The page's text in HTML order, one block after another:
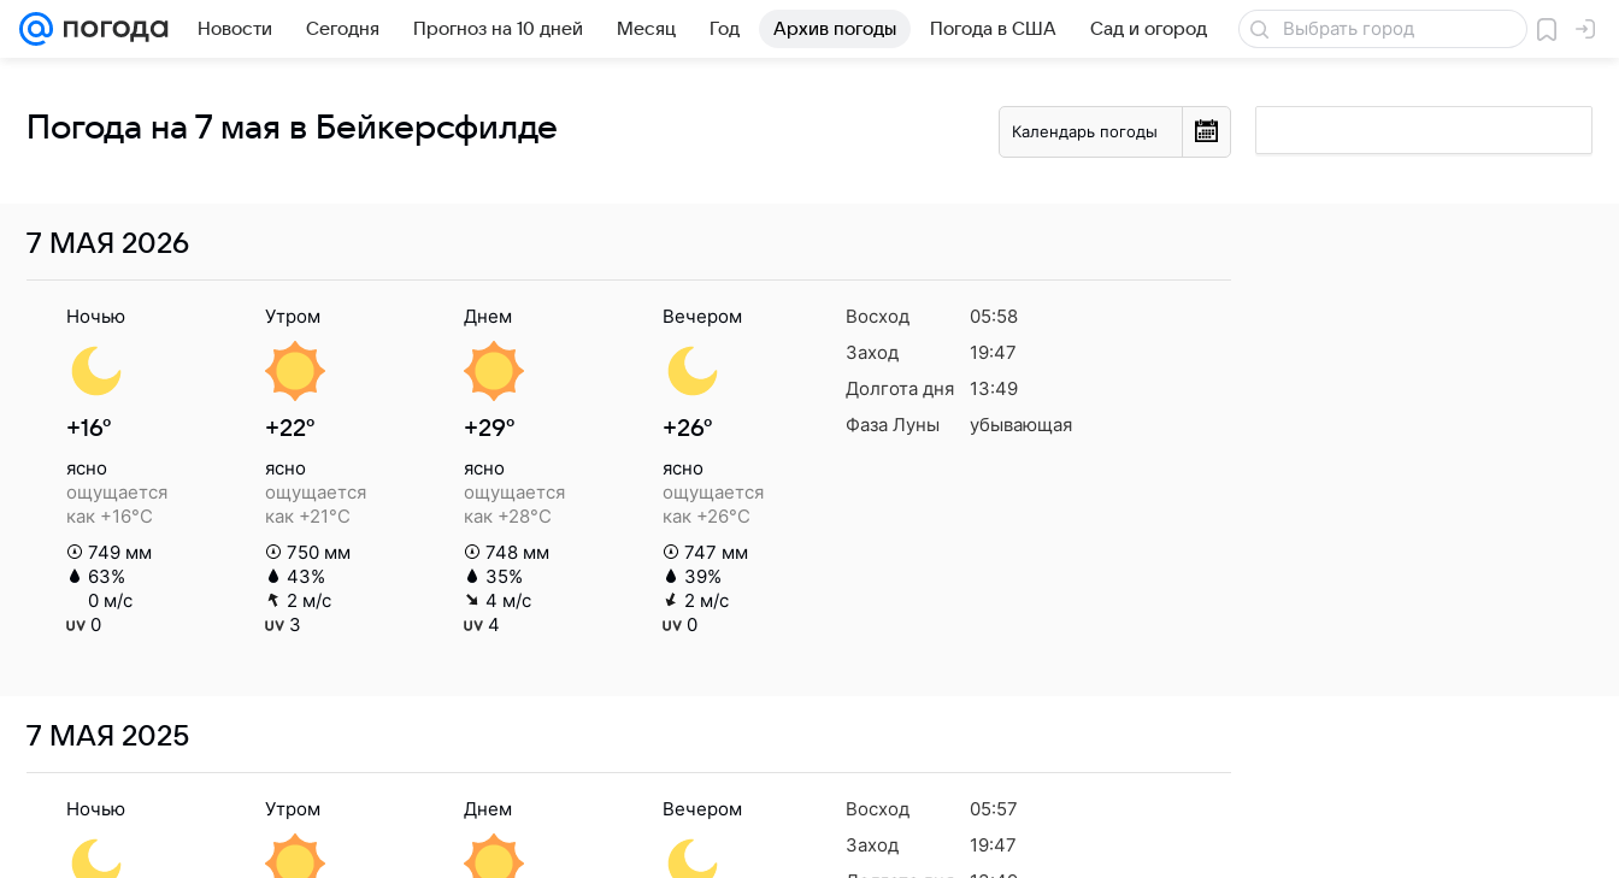
Новости Сегодня Прогноз на 10 дней Месяц Год Архив погоды Погода в США Сад и огород Товары для дачи
Погода на 7 мая в Бейкерсфилде Календарь погоды
7 МАЯ 2026
Ночью
+16°
ясно
ощущается
как +16°C
749 мм
63%
0 м/с
0
Утром
+22°
ясно
ощущается
как +21°C
750 мм
43%
2 м/с
3
Днем
+29°
ясно
ощущается
как +28°C
748 мм
35%
4 м/с
4
Вечером
+26°
ясно
ощущается
как +26°C
747 мм
39%
2 м/с
0
Восход
05:58
Заход
19:47
Долгота дня
13:49
Фаза Луны
убывающая
7 МАЯ 2025
Ночью Утром Днем Вечером Восход
05:57
Заход
19:47